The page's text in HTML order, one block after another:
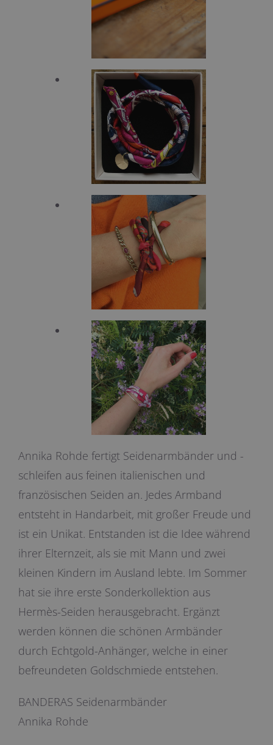
Annika Rohde fertigt Seidenarmbänder und -
schleifen aus feinen italienischen und
französischen Seiden an. Jedes Armband
entsteht in Handarbeit, mit großer Freude und
ist ein Unikat. Entstanden ist die Idee während
ihrer Elternzeit, als sie mit Mann und zwei
kleinen Kindern im Ausland lebte. Im Sommer
hat sie ihre erste Sonderkollektion aus
Hermès-Seiden herausgebracht. Ergänzt
werden können die schönen Armbänder
durch Echtgold-Anhänger, welche in einer
befreundeten Goldschmiede entstehen.
BANDERAS Seidenarmbänder
Annika Rohde